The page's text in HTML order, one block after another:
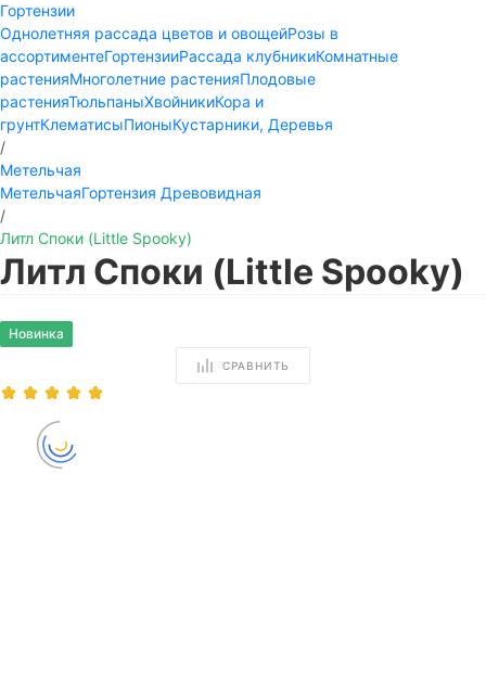
Гортензии
Однолетняя рассада цветов и овощейРозы в
ассортиментеГортензииРассада клубникиКомнатные
растенияМноголетние растенияПлодовые
растенияТюльпаныХвойникиКора и
грунтКлематисыПионыКустарники, Деревья
/
Метельчая
МетельчаяГортензия Древовидная
/
Литл Споки (Little Spooky)
Литл Споки (Little Spooky)
Новинка
СРАВНИТЬ